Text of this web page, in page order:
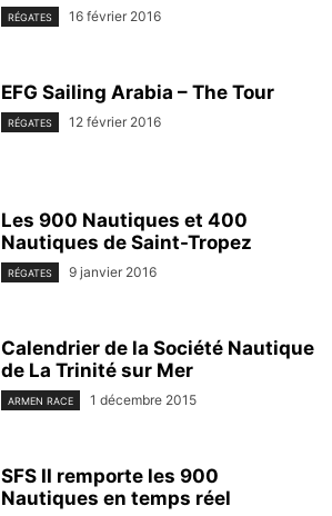
RÉGATES 16 février 2016
EFG Sailing Arabia – The Tour
RÉGATES 12 février 2016
Les 900 Nautiques et 400
Nautiques de Saint-Tropez
RÉGATES 9 janvier 2016
Calendrier de la Société Nautique
de La Trinité sur Mer
ARMEN RACE 1 décembre 2015
SFS II remporte les 900
Nautiques en temps réel